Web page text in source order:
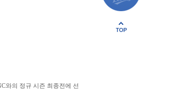
와의 정규 시즌 최종전에 선